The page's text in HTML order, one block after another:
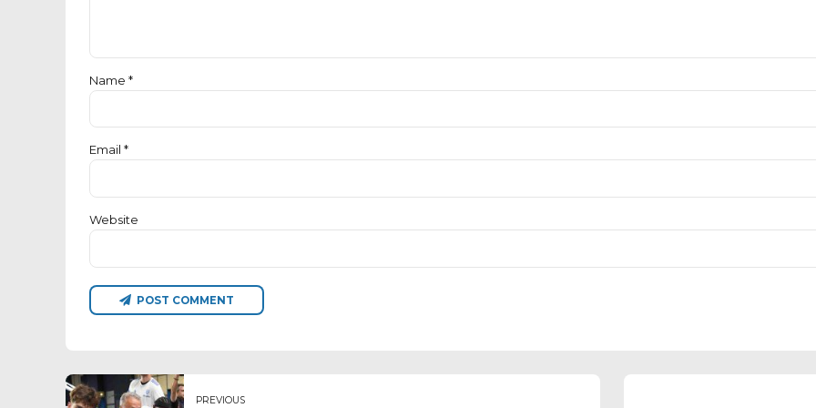
Name *
Email *
Website
POST COMMENT
PREVIOUS